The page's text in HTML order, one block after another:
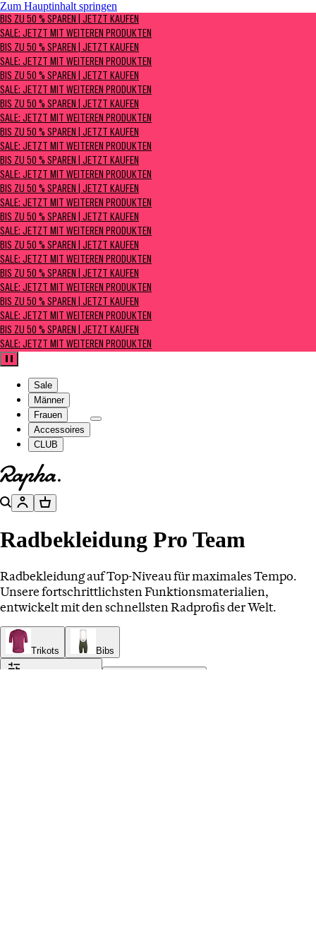
Zum Hauptinhalt springen
BIS ZU 50 % SPAREN | Jetzt kaufen
Sale: Jetzt mit weiteren Produkten
BIS ZU 50 % SPAREN | JETZT KAUFEN
SALE: JETZT MIT WEITEREN PRODUKTEN
BIS ZU 50 % SPAREN | JETZT KAUFEN
SALE: JETZT MIT WEITEREN PRODUKTEN
BIS ZU 50 % SPAREN | JETZT KAUFEN
SALE: JETZT MIT WEITEREN PRODUKTEN
BIS ZU 50 % SPAREN | JETZT KAUFEN
SALE: JETZT MIT WEITEREN PRODUKTEN
BIS ZU 50 % SPAREN | JETZT KAUFEN
SALE: JETZT MIT WEITEREN PRODUKTEN
BIS ZU 50 % SPAREN | JETZT KAUFEN
SALE: JETZT MIT WEITEREN PRODUKTEN
BIS ZU 50 % SPAREN | JETZT KAUFEN
SALE: JETZT MIT WEITEREN PRODUKTEN
BIS ZU 50 % SPAREN | JETZT KAUFEN
SALE: JETZT MIT WEITEREN PRODUKTEN
BIS ZU 50 % SPAREN | JETZT KAUFEN
SALE: JETZT MIT WEITEREN PRODUKTEN
BIS ZU 50 % SPAREN | JETZT KAUFEN
SALE: JETZT MIT WEITEREN PRODUKTEN
BIS ZU 50 % SPAREN | JETZT KAUFEN
SALE: JETZT MIT WEITEREN PRODUKTEN
BIS ZU 50 % SPAREN | JETZT KAUFEN
SALE: JETZT MIT WEITEREN PRODUKTEN
Pause
Sale
Männer
Frauen
Accessoires
CLUB
Zur Homepage gehen
SucheKontoWarenkorb
Radbekleidung Pro Team
Radbekleidung auf Top-Niveau für maximales Tempo.
Unsere fortschrittlichsten Funktionsmaterialien,
entwickelt mit den schnellsten Radprofis der Welt.
Trikots Bibs